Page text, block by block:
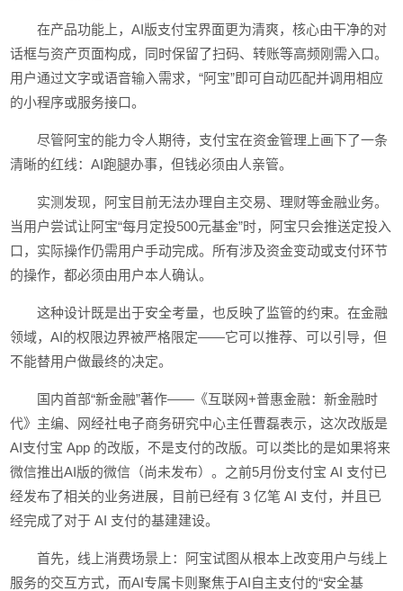
在产品功能上，AI版支付宝界面更为清爽，核心由干净的对
话框与资产页面构成，同时保留了扫码、转账等高频刚需入口。
用户通过文字或语音输入需求，“阿宝”即可自动匹配并调用相应
的小程序或服务接口。
尽管阿宝的能力令人期待，支付宝在资金管理上画下了一条
清晰的红线：AI跑腿办事，但钱必须由人亲管。
实测发现，阿宝目前无法办理自主交易、理财等金融业务。
当用户尝试让阿宝“每月定投500元基金”时，阿宝只会推送定投入
口，实际操作仍需用户手动完成。所有涉及资金变动或支付环节
的操作，都必须由用户本人确认。
这种设计既是出于安全考量，也反映了监管的约束。在金融
领域，AI的权限边界被严格限定——它可以推荐、可以引导，但
不能替用户做最终的决定。
国内首部“新金融”著作——《互联网+普惠金融：新金融时
代》主编、网经社电子商务研究中心主任曹磊表示，这次改版是
AI支付宝 App 的改版，不是支付的改版。可以类比的是如果将来
微信推出AI版的微信（尚未发布）。之前5月份支付宝 AI 支付已
经发布了相关的业务进展，目前已经有 3 亿笔 AI 支付，并且已
经完成了对于 AI 支付的基建建设。
首先，线上消费场景上：阿宝试图从根本上改变用户与线上
服务的交互方式，而AI专属卡则聚焦于AI自主支付的“安全基